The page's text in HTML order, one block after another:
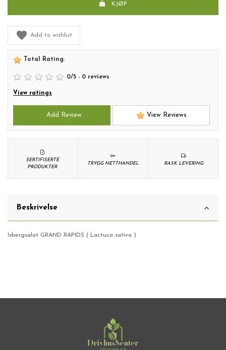
KJØP
Add to wishlist
Total Rating:
0/5 - 0 reviews
View ratings
Add Review View Reviews
RASK LEVERING
TRYGG NETTHANDEL
SERTIFISERTE
PRODUKTER
Beskrivelse
Isbergsalat GRAND RAPIDS ( Lactuca sativa )